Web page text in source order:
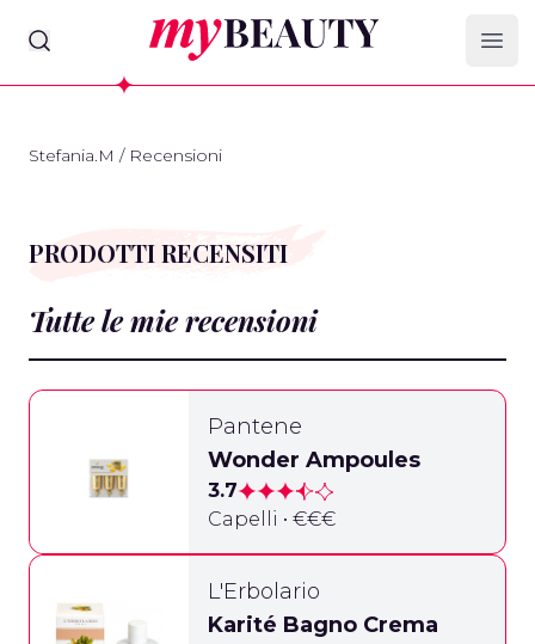
myBeauty
Stefania.M / Recensioni
PRODOTTI RECENSITI
Tutte le mie recensioni
Pantene
Wonder Ampoules
3.7
Capelli • €€€
L'Erbolario
Karité Bagno Crema